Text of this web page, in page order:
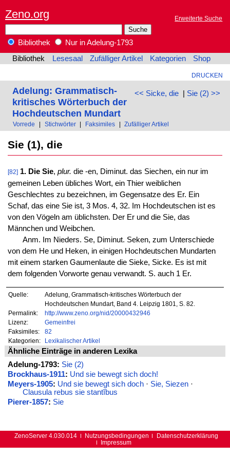
Zeno.org Erweiterte Suche
Bibliothek
Nur in Adelung-1793
Bibliothek
Lesesaal Zufälliger Artikel Kategorien Shop
DRUCKEN
<< Sicke, die| Sie (2) >>
Adelung: Grammatisch-
kritisches Wörterbuch der
Hochdeutschen Mundart
Vorrede Stichwörter Faksimiles Zufälliger Artikel
Sie (1), die
[82] 1. Die Sie, plur. die -en, Diminut. das Siechen, ein nur im
gemeinen Leben übliches Wort, ein Thier weiblichen
Geschlechtes zu bezeichnen, im Gegensatze des Er. Ein
Schaf, das eine Sie ist, 3 Mos. 4, 32. Im Hochdeutschen ist es
von den Vögeln am üblichsten. Der Er und die Sie, das
Männchen und Weibchen.
Anm. Im Nieders. Se, Diminut. Seken, zum Unterschiede
von dem He und Heken, in einigen Hochdeutschen Mundarten
mit einem starken Gaumenlaute die Sieke, Sicke. Es ist mit
dem folgenden Vorworte genau verwandt. S. auch 1 Er.
Quelle:
Adelung, Grammatisch-kritisches Wörterbuch der
Hochdeutschen Mundart, Band 4. Leipzig 1801, S. 82.
Permalink:
http://www.zeno.org/nid/20000432946
Lizenz:
Gemeinfrei
Faksimiles:
82
Kategorien:
Lexikalischer Artikel
Ähnliche Einträge in anderen Lexika
Adelung-1793: Sie (2)
Brockhaus-1911: Und sie bewegt sich doch!
Meyers-1905: Und sie bewegt sich doch· Sie, Siezen·
Clausula rebus sie stantĭbus
Pierer-1857: Sie
ZenoServer 4.030.014 Nutzungsbedingungen
Datenschutzerklärung
Impressum